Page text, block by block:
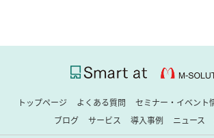
kintoneプラグイン・連携サービス
Smart at 自治体DX
エンタープライズ向けkintone開発
Smart at event
トップページ よくある質問 セミナー・イベント
ブログ
サービス 導入事例 ニュース